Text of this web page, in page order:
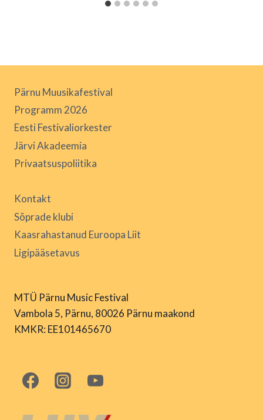
Pärnu Muusikafestival
Programm 2026
Eesti Festivaliorkester
Järvi Akadeemia
Privaatsuspoliitika
Kontakt
Sõprade klubi
Kaasrahastanud Euroopa Liit
Ligipääsetavus
MTÜ Pärnu Music Festival
Vambola 5, Pärnu, 80026 Pärnu maakond
KMKR: EE101465670